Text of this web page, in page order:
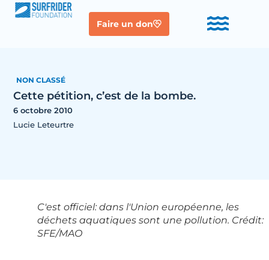
Faire un don
NON CLASSÉ
Cette pétition, c’est de la bombe.
6 octobre 2010
Lucie Leteurtre
C'est officiel: dans l'Union européenne, les
déchets aquatiques sont une pollution. Crédit:
SFE/MAO